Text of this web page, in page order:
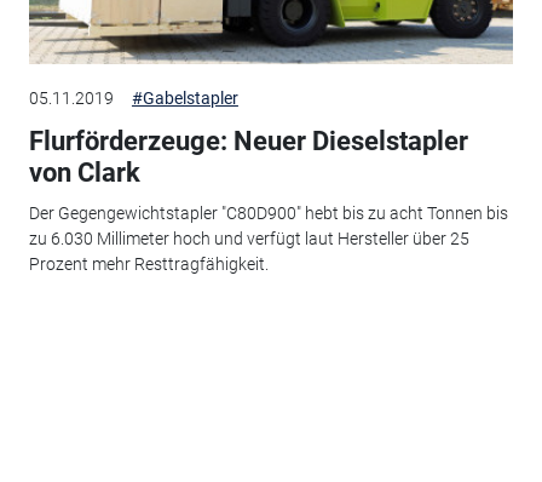
05.11.2019 #Gabelstapler
Flurförderzeuge: Neuer Dieselstapler
von Clark
Der Gegengewichtstapler "C80D900" hebt bis zu acht Tonnen bis
zu 6.030 Millimeter hoch und verfügt laut Hersteller über 25
Prozent mehr Resttragfähigkeit.